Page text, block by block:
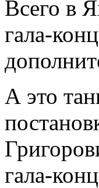
Всего в
гала-
А это
гала-